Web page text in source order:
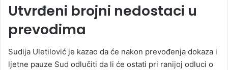
Utvrđeni brojni nedostaci u
prevodima
Sudija Uletilović je kazao da će nakon prevođenja dokaza i
ljetne pauze Sud odlučiti da li će ostati pri ranijoj odluci o